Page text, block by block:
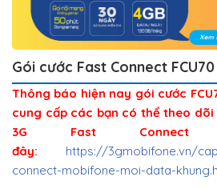
Gói cước Fast Connect
Thông báo hiện nay gói cước
cung cấp các bạn có thể theo
3G Fast Connect
đây:
https://3gmobifone.vn/
connect-mobifone-moi-data-